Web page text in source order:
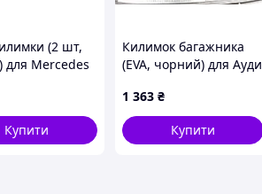
(2 шт,
для Mercedes
Купити
Килимок багажника
(EVA, чорний) для Ауди
1 363 ₴
Купити